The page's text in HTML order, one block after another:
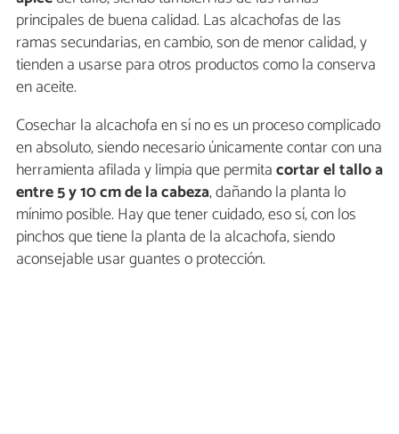
principales de buena calidad. Las alcachofas de las
ramas secundarias, en cambio, son de menor calidad, y
tienden a usarse para otros productos como la conserva
en aceite.
Cosechar la alcachofa en sí no es un proceso complicado
en absoluto, siendo necesario únicamente contar con una
herramienta afilada y limpia que permitacortar el tallo a
entre 5 y 10 cm de la cabeza, dañando la planta lo
mínimo posible. Hay que tener cuidado, eso sí, con los
pinchos que tiene la planta de la alcachofa, siendo
aconsejable usar guantes o protección.